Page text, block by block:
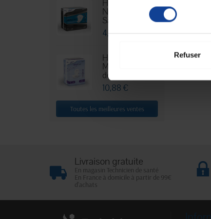
consentement
Refuser
Hexamen
Niveau 3 -
Sachet...
4,76 €
HEXA Lady
Maxi - Sachet
de 30
10,88 €
Toutes les meilleures ventes
Livraison gratuite
En magasin Technicien de santé
En France à domicile à partir de 99€
d'achats